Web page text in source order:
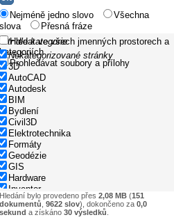
Nejméně jedno slovo
Všechna
slova
Přesná fráze
Hledat ve všech jmenných prostorech a
kategoriích
Prohledávat soubory a přílohy
dle kategorie
Nekategorizované stránky
3D
AutoCAD
Autodesk
BIM
Bydlení
Civil3D
Elektrotechnika
Formáty
Geodézie
GIS
Hardware
Inventor
Nápověda
Normy
Hledání bylo provedeno přes 2,08 MB (151
dokumentů 9622 slov), dokončeno za 0,0
sekund a získáno 30 výsledků